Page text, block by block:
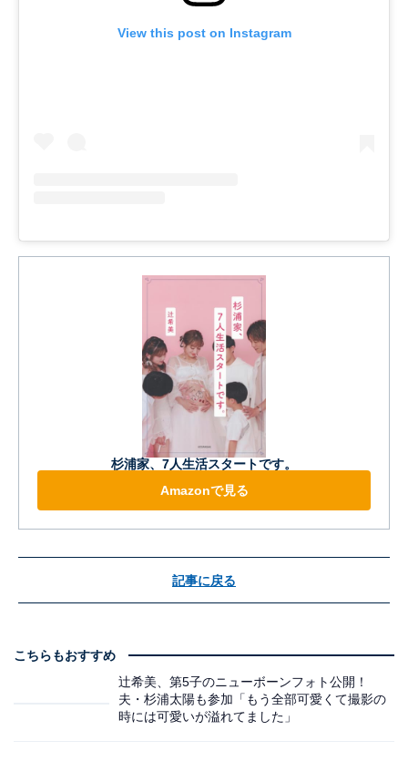
View this post on Instagram
杉浦家、7人生活スタートです。
Amazonで見る
記事に戻る
こちらもおすすめ
辻希美、第5子のニューボーンフォト公開！
夫・杉浦太陽も参加「もう全部可愛くて撮影の
時には可愛いが溢れてました」